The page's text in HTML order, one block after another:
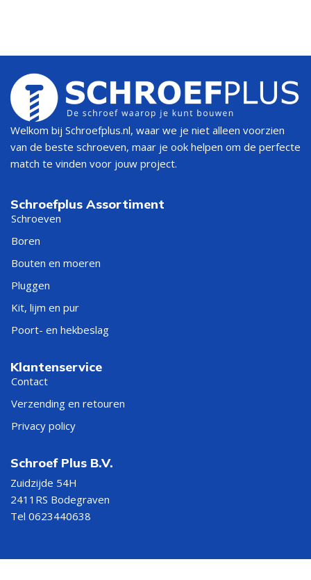
Welkom bij Schroefplus.nl, waar we je niet alleen voorzien
van de beste schroeven, maar je ook helpen om de perfecte
match te vinden voor jouw project.
Schroefplus Assortiment
Schroeven
Boren
Bouten en moeren
Pluggen
Kit, lijm en pur
Poort- en hekbeslag
Klantenservice
Contact
Verzending en retouren
Privacy policy
Schroef Plus B.V.
Zuidzijde 54H
2411RS Bodegraven
Tel 0623440638